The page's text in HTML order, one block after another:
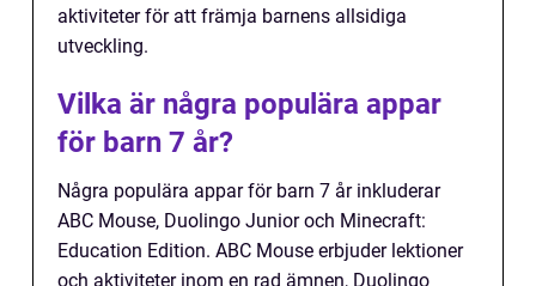
aktiviteter för att främja barnens allsidiga
utveckling.
Vilka är några populära appar
för barn 7 år?
Några populära appar för barn 7 år inkluderar
ABC Mouse, Duolingo Junior och Minecraft:
Education Edition. ABC Mouse erbjuder lektioner
och aktiviteter inom en rad ämnen, Duolingo